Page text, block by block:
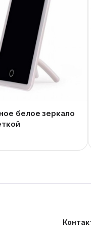
белое зеркало